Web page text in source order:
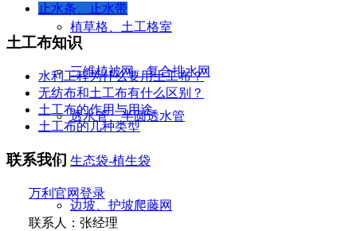
植草格、土工格室
三维植被网、复合排水网
透水管、半圆透水管
生态袋-植生袋
边坡、护坡爬藤网
止水条、止水带
土工布知识
水利工程为什么要用土工布？
无纺布和土工布有什么区别？
土工布的作用与用途
土工布的几种类型
联系我们
万利官网登录
联系人：张经理